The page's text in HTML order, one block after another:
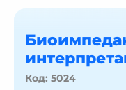
Код: 5024